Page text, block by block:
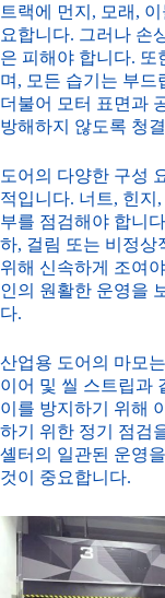
트랙에 먼지, 모래,
요합니다. 그러나 손
은 피해야 합니다.
며, 모든 습기는 부드
더불어 모터 표면과
방해하지 않도록 청
도어의 다양한 구성
적입니다. 너트, 힌지
부를 점검해야 합니
하, 걸림 또는 비정상
위해 신속하게 조여
인의 원활한 운영을
다.
산업용 도어의 마모
이어 및 씰 스트립과
이를 방지하기 위해
하기 위한 정기 점검
셸터의 일관된 운영
것이 중요합니다.